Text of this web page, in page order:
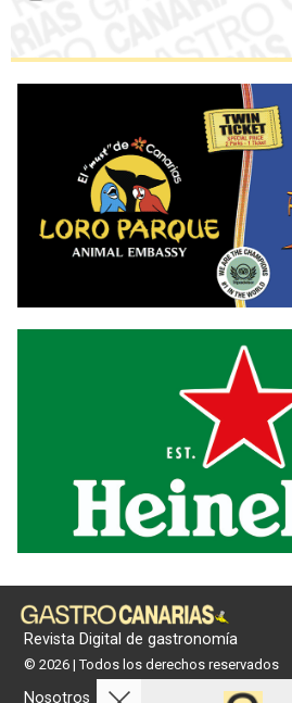
Revista Digital de gastronomía
© 2026 | Todos los derechos reservados
Nosotros